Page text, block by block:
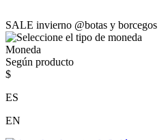
SALE invierno @botas y borcegos
Moneda
Según producto
$
ES
EN